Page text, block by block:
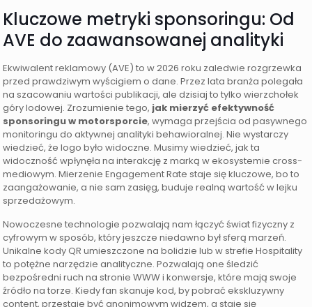
Kluczowe metryki sponsoringu: Od
AVE do zaawansowanej analityki
Ekwiwalent reklamowy (AVE) to w 2026 roku zaledwie rozgrzewka
przed prawdziwym wyścigiem o dane. Przez lata branża polegała
na szacowaniu wartości publikacji, ale dzisiaj to tylko wierzchołek
góry lodowej. Zrozumienie tego, jak mierzyć efektywność
sponsoringu w motorsporcie, wymaga przejścia od pasywnego
monitoringu do aktywnej analityki behawioralnej. Nie wystarczy
wiedzieć, że logo było widoczne. Musimy wiedzieć, jak ta
widoczność wpłynęła na interakcję z marką w ekosystemie cross-
mediowym. Mierzenie Engagement Rate staje się kluczowe, bo to
zaangażowanie, a nie sam zasięg, buduje realną wartość w lejku
sprzedażowym.
Nowoczesne technologie pozwalają nam łączyć świat fizyczny z
cyfrowym w sposób, który jeszcze niedawno był sferą marzeń.
Unikalne kody QR umieszczone na bolidzie lub w strefie Hospitality
to potężne narzędzie analityczne. Pozwalają one śledzić
bezpośredni ruch na stronie WWW i konwersje, które mają swoje
źródło na torze. Kiedy fan skanuje kod, by pobrać ekskluzywny
content, przestaje być anonimowym widzem, a staje się